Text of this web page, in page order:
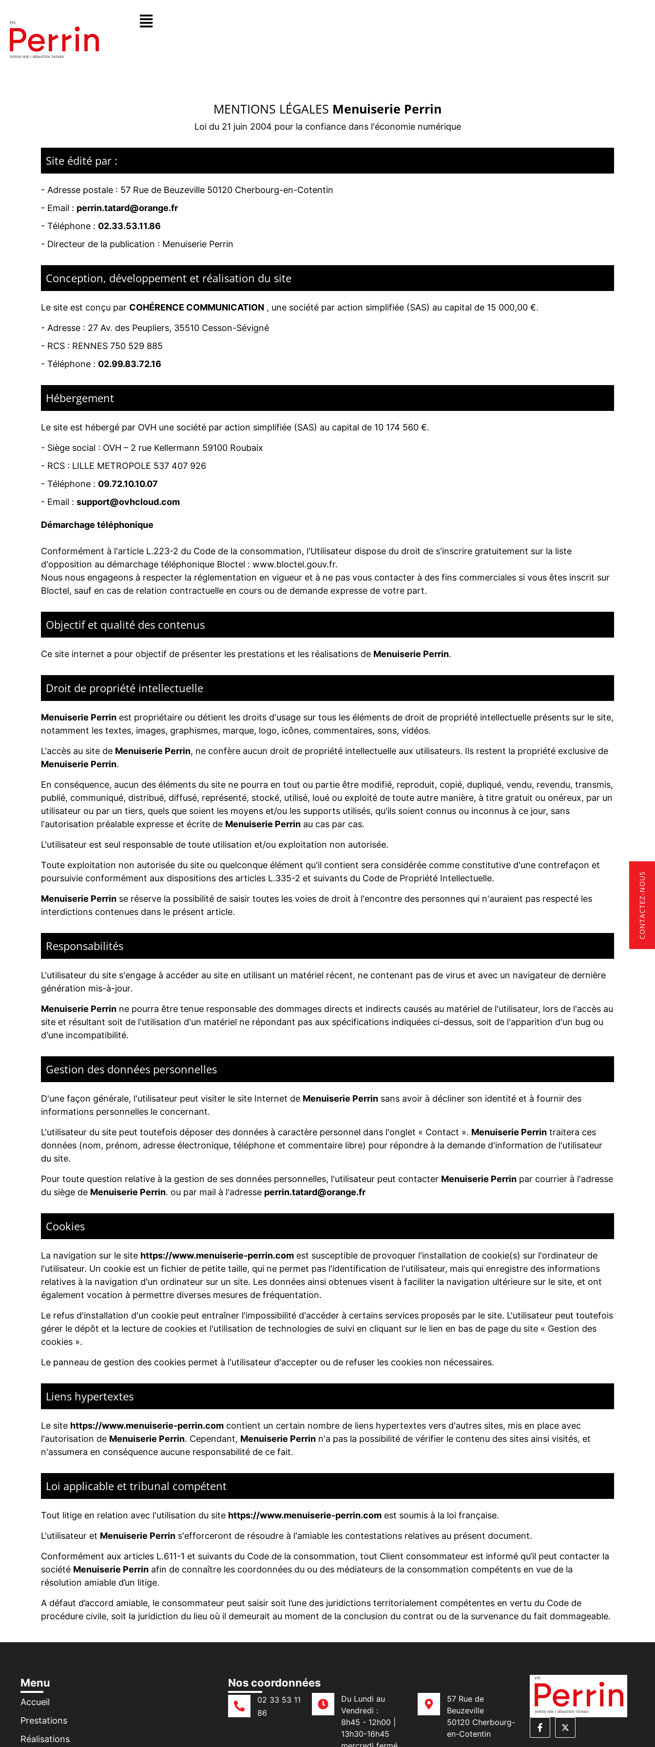
MENTIONS LÉGALES Menuiserie Perrin
Loi du 21 juin 2004 pour la confiance dans l'économie numérique
Site édité par :
- Adresse postale : 57 Rue de Beuzeville 50120 Cherbourg-en-Cotentin
- Email : perrin.tatard@orange.fr
- Téléphone : 02.33.53.11.86
- Directeur de la publication : Menuiserie Perrin
Conception, développement et réalisation du site
Le site est conçu par COHÉRENCE COMMUNICATION , une société par action simplifiée (SAS) au capital de 15 000,00 €.
- Adresse : 27 Av. des Peupliers, 35510 Cesson-Sévigné
- RCS : RENNES 750 529 885
- Téléphone : 02.99.83.72.16
Hébergement
Le site est hébergé par OVH une société par action simplifiée (SAS) au capital de 10 174 560 €.
- Siège social : OVH – 2 rue Kellermann 59100 Roubaix
- RCS : LILLE METROPOLE 537 407 926
- Téléphone : 09.72.10.10.07
- Email : support@ovhcloud.com
Démarchage téléphonique
Conformément à l'article L.223-2 du Code de la consommation, l'Utilisateur dispose du droit de s'inscrire gratuitement sur la liste
d'opposition au démarchage téléphonique Bloctel : www.bloctel.gouv.fr.
Nous nous engageons à respecter la réglementation en vigueur et à ne pas vous contacter à des fins commerciales si vous êtes inscrit sur
Bloctel, sauf en cas de relation contractuelle en cours ou de demande expresse de votre part.
Objectif et qualité des contenus
Ce site internet a pour objectif de présenter les prestations et les réalisations de Menuiserie Perrin.
Droit de propriété intellectuelle
Menuiserie Perrin est propriétaire ou détient les droits d'usage sur tous les éléments de droit de propriété intellectuelle présents sur le site,
notamment les textes, images, graphismes, marque, logo, icônes, commentaires, sons, vidéos.
L'accès au site de Menuiserie Perrin, ne confère aucun droit de propriété intellectuelle aux utilisateurs. Ils restent la propriété exclusive de
Menuiserie Perrin.
En conséquence, aucun des éléments du site ne pourra en tout ou partie être modifié, reproduit, copié, dupliqué, vendu, revendu, transmis,
publié, communiqué, distribué, diffusé, représenté, stocké, utilisé, loué ou exploité de toute autre manière, à titre gratuit ou onéreux, par un
utilisateur ou par un tiers, quels que soient les moyens et/ou les supports utilisés, qu'ils soient connus ou inconnus à ce jour, sans
l'autorisation préalable expresse et écrite de Menuiserie Perrin au cas par cas.
L'utilisateur est seul responsable de toute utilisation et/ou exploitation non autorisée.
Toute exploitation non autorisée du site ou quelconque élément qu'il contient sera considérée comme constitutive d'une contrefaçon et
poursuivie conformément aux dispositions des articles L.335-2 et suivants du Code de Propriété Intellectuelle.
Menuiserie Perrin se réserve la possibilité de saisir toutes les voies de droit à l'encontre des personnes qui n'auraient pas respecté les
interdictions contenues dans le présent article.
Responsabilités
L'utilisateur du site s'engage à accéder au site en utilisant un matériel récent, ne contenant pas de virus et avec un navigateur de dernière
génération mis-à-jour.
Menuiserie Perrin ne pourra être tenue responsable des dommages directs et indirects causés au matériel de l'utilisateur, lors de l'accès au
site et résultant soit de l'utilisation d'un matériel ne répondant pas aux spécifications indiquées ci-dessus, soit de l'apparition d'un bug ou
d'une incompatibilité.
Gestion des données personnelles
D'une façon générale, l'utilisateur peut visiter le site Internet de Menuiserie Perrin sans avoir à décliner son identité et à fournir des
informations personnelles le concernant.
L'utilisateur du site peut toutefois déposer des données à caractère personnel dans l'onglet « Contact ». Menuiserie Perrin traitera ces
données (nom, prénom, adresse électronique, téléphone et commentaire libre) pour répondre à la demande d'information de l'utilisateur
du site.
Pour toute question relative à la gestion de ses données personnelles, l'utilisateur peut contacter Menuiserie Perrin par courrier à l'adresse
du siège de Menuiserie Perrin. ou par mail à l'adresse perrin.tatard@orange.fr
Cookies
La navigation sur le site https://www.menuiserie-perrin.com est susceptible de provoquer l'installation de cookie(s) sur l'ordinateur de
l'utilisateur. Un cookie est un fichier de petite taille, qui ne permet pas l'identification de l'utilisateur, mais qui enregistre des informations
relatives à la navigation d'un ordinateur sur un site. Les données ainsi obtenues visent à faciliter la navigation ultérieure sur le site, et ont
également vocation à permettre diverses mesures de fréquentation.
Le refus d'installation d'un cookie peut entraîner l'impossibilité d'accéder à certains services proposés par le site. L'utilisateur peut toutefois
gérer le dépôt et la lecture de cookies et l'utilisation de technologies de suivi en cliquant sur le lien en bas de page du site « Gestion des
cookies ».
Le panneau de gestion des cookies permet à l'utilisateur d'accepter ou de refuser les cookies non nécessaires.
Liens hypertextes
Le site https://www.menuiserie-perrin.com contient un certain nombre de liens hypertextes vers d'autres sites, mis en place avec
l'autorisation de Menuiserie Perrin. Cependant, Menuiserie Perrin n'a pas la possibilité de vérifier le contenu des sites ainsi visités, et
n'assumera en conséquence aucune responsabilité de ce fait.
Loi applicable et tribunal compétent
Tout litige en relation avec l'utilisation du site https://www.menuiserie-perrin.com est soumis à la loi française.
L'utilisateur et Menuiserie Perrin s'efforceront de résoudre à l'amiable les contestations relatives au présent document.
Conformément aux articles L.611-1 et suivants du Code de la consommation, tout Client consommateur est informé qu’il peut contacter la
société Menuiserie Perrin afin de connaître les coordonnées du ou des médiateurs de la consommation compétents en vue de la
résolution amiable d’un litige.
A défaut d’accord amiable, le consommateur peut saisir soit l’une des juridictions territorialement compétentes en vertu du Code de
procédure civile, soit la juridiction du lieu où il demeurait au moment de la conclusion du contrat ou de la survenance du fait dommageable.
Menu
Accueil
Prestations
Réalisations
Nos coordonnées
02 33 53 11
86
Du Lundi au
Vendredi :
8h45 - 12h00 |
13h30-16h45
57 Rue de
Beuzeville
50120 Cherbourg-
en-Cotentin
CONTACTEZ-NOUS